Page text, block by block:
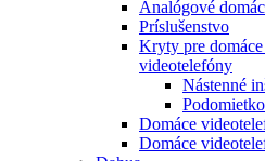
Analógové
Príslušenstvo
Kryty pre
videotelefóny
Nástenné
Domáce
Domáce